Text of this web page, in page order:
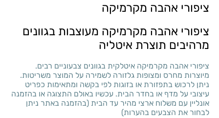
ציפורי אהבה מקרמיקה
ציפורי אהבה מקרמיקה מעוצבות בגוונים
מרהיבים תוצרת איטליה
ציפורי אהבה מקרמיקה איטלקית בגוונים צבעוניים רבים.
מיוצרות מחרס ומצופות גלזורה לשמירה על המוצר משריטות.
ניתן לרכוש בתפזורת או בזוגות לפי בקשה ומתאימות כפריט
עיצובי על מדף או בחדר הבית. עכשיו באולם התצוגה או בהזמנה
אונליין עם משלוח ארצי מהיר עד הבית (בהזמנה באתר ניתן
לבחור את הצבעים בהערות)